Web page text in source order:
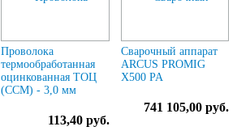
Проволока
термообработанная
оцинкованная ТОЦ
(ССМ) - 3,0 мм
113,40 руб.
Сварочный аппарат
ARCUS PROMIG
X500 PA
741 105,00 руб.